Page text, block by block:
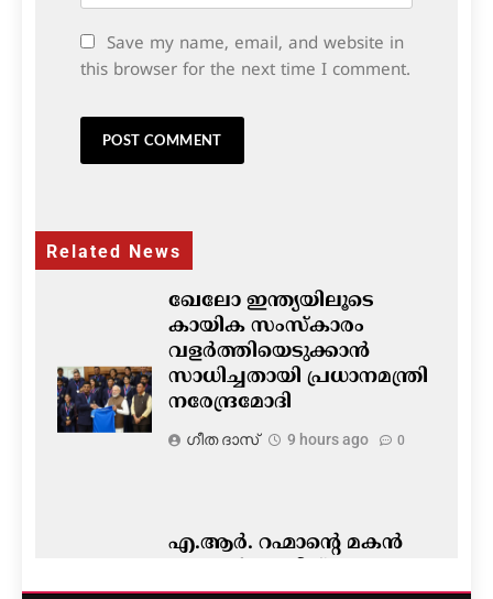
Save my name, email, and website in
this browser for the next time I comment.
Related News
ഖേലോ ഇന്ത്യയിലൂടെ
കായിക സംസ്കാരം
വളർത്തിയെടുക്കാൻ
സാധിച്ചതായി പ്രധാനമന്ത്രി
നരേന്ദ്രമോദി
ഗീത ദാസ്‌ 9 hours ago 0
എ.ആർ. റഹ്മാന്റെ മകൻ